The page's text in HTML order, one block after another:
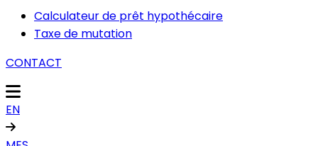
Calculateur de prêt hypothécaire
Taxe de mutation
CONTACT
EN